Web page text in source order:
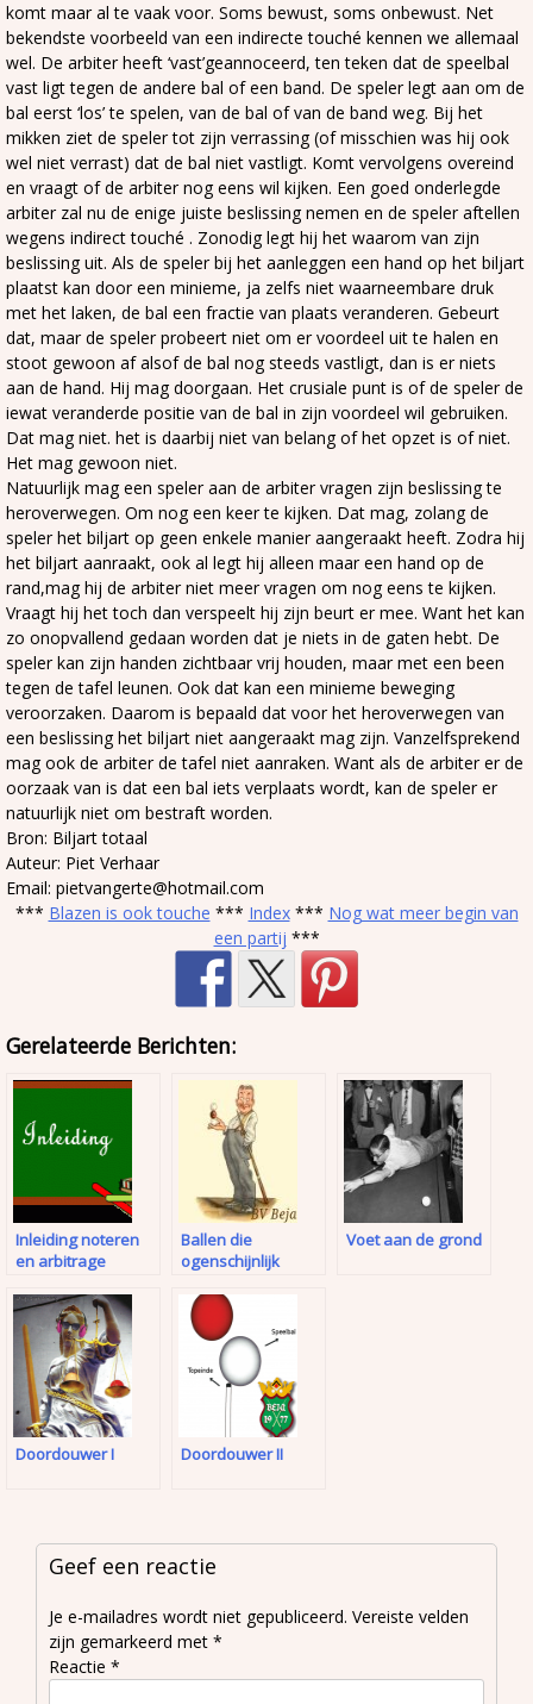
komt maar al te vaak voor. Soms bewust, soms onbewust. Net
bekendste voorbeeld van een indirecte touché kennen we allemaal
wel. De arbiter heeft ‘vast’geannoceerd, ten teken dat de speelbal
vast ligt tegen de andere bal of een band. De speler legt aan om de
bal eerst ‘los’ te spelen, van de bal of van de band weg. Bij het
mikken ziet de speler tot zijn verrassing (of misschien was hij ook
wel niet verrast) dat de bal niet vastligt. Komt vervolgens overeind
en vraagt of de arbiter nog eens wil kijken. Een goed onderlegde
arbiter zal nu de enige juiste beslissing nemen en de speler aftellen
wegens indirect touché . Zonodig legt hij het waarom van zijn
beslissing uit. Als de speler bij het aanleggen een hand op het biljart
plaatst kan door een minieme, ja zelfs niet waarneembare druk
met het laken, de bal een fractie van plaats veranderen. Gebeurt
dat, maar de speler probeert niet om er voordeel uit te halen en
stoot gewoon af alsof de bal nog steeds vastligt, dan is er niets
aan de hand. Hij mag doorgaan. Het crusiale punt is of de speler de
iewat veranderde positie van de bal in zijn voordeel wil gebruiken.
Dat mag niet. het is daarbij niet van belang of het opzet is of niet.
Het mag gewoon niet.
Natuurlijk mag een speler aan de arbiter vragen zijn beslissing te
heroverwegen. Om nog een keer te kijken. Dat mag, zolang de
speler het biljart op geen enkele manier aangeraakt heeft. Zodra hij
het biljart aanraakt, ook al legt hij alleen maar een hand op de
rand,mag hij de arbiter niet meer vragen om nog eens te kijken.
Vraagt hij het toch dan verspeelt hij zijn beurt er mee. Want het kan
zo onopvallend gedaan worden dat je niets in de gaten hebt. De
speler kan zijn handen zichtbaar vrij houden, maar met een been
tegen de tafel leunen. Ook dat kan een minieme beweging
veroorzaken. Daarom is bepaald dat voor het heroverwegen van
een beslissing het biljart niet aangeraakt mag zijn. Vanzelfsprekend
mag ook de arbiter de tafel niet aanraken. Want als de arbiter er de
oorzaak van is dat een bal iets verplaats wordt, kan de speler er
natuurlijk niet om bestraft worden.
Bron: Biljart totaal
Auteur: Piet Verhaar
Email: pietvangerte@hotmail.com
*** Blazen is ook touche *** Index*** Nog wat meer begin van
een partij ***
Gerelateerde Berichten:
Inleiding noteren
en arbitrage
Ballen die
ogenschijnlijk
Voet aan de grond
Doordouwer I Doordouwer II
Geef een reactie
Je e-mailadres wordt niet gepubliceerd. Vereiste velden
zijn gemarkeerd met *
Reactie *